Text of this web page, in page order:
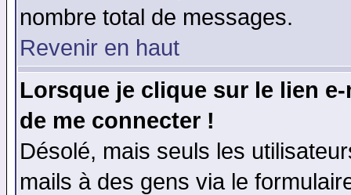
nombre total de messages.
Revenir en haut
Lorsque je clique sur le lien
de me connecter !
Désolé, mais seuls les
mails à des gens via le